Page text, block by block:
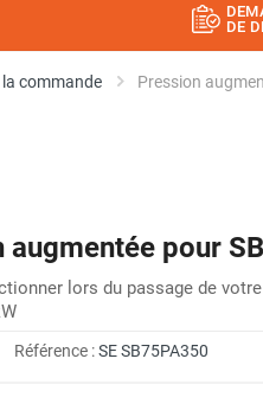
DE
commande Pression
augmentée pour
lors du passage de
Référence :SE SB75PA350